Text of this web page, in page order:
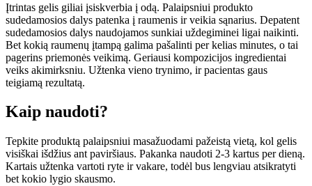
Įtrintas gelis giliai įsiskverbia į odą. Palaipsniui produkto
sudedamosios dalys patenka į raumenis ir veikia sąnarius. Depatent
sudedamosios dalys naudojamos sunkiai uždegiminei ligai naikinti.
Bet kokią raumenų įtampą galima pašalinti per kelias minutes, o tai
pagerins priemonės veikimą. Geriausi kompozicijos ingredientai
veiks akimirksniu. Užtenka vieno trynimo, ir pacientas gaus
teigiamą rezultatą.
Kaip naudoti?
Tepkite produktą palaipsniui masažuodami pažeistą vietą, kol gelis
visiškai išdžius ant paviršiaus. Pakanka naudoti 2-3 kartus per dieną.
Kartais užtenka vartoti ryte ir vakare, todėl bus lengviau atsikratyti
bet kokio lygio skausmo.